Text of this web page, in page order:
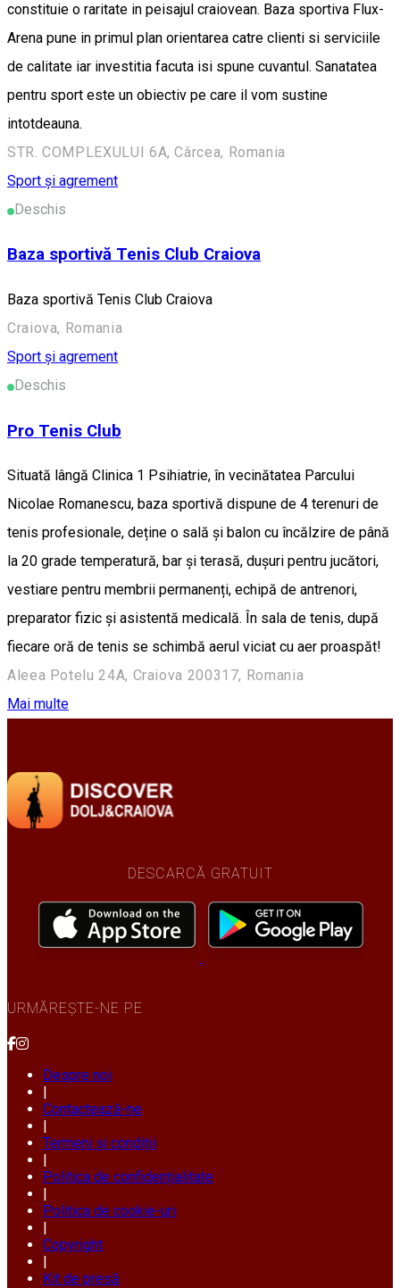
constituie o raritate in peisajul craiovean. Baza sportiva Flux-
Arena pune in primul plan orientarea catre clienti si serviciile
de calitate iar investitia facuta isi spune cuvantul. Sanatatea
pentru sport este un obiectiv pe care il vom sustine
intotdeauna.
STR. COMPLEXULUI 6A, Cârcea, Romania
Sport și agrement
Deschis
Baza sportivă Tenis Club Craiova
Baza sportivă Tenis Club Craiova
Craiova, Romania
Sport și agrement
Deschis
Pro Tenis Club
Situată lângă Clinica 1 Psihiatrie, în vecinătatea Parcului
Nicolae Romanescu, baza sportivă dispune de 4 terenuri de
tenis profesionale, deține o sală și balon cu încălzire de până
la 20 grade temperatură, bar și terasă, dușuri pentru jucători,
vestiare pentru membrii permanenți, echipă de antrenori,
preparator fizic și asistentă medicală. În sala de tenis, după
fiecare oră de tenis se schimbă aerul viciat cu aer proaspăt!
Aleea Potelu 24A, Craiova 200317, Romania
Mai multe
DESCARCĂ GRATUIT
URMĂREȘTE-NE PE
Despre noi
|
Contactează-ne
|
Termeni și condiții
|
Politica de confidențialitate
|
Politica de cookie-uri
|
Copyright
|
Kit de presă